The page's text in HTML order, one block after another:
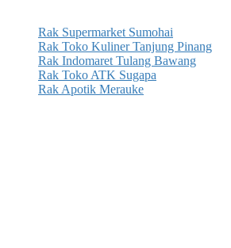
Rak Supermarket Sumohai
Rak Toko Kuliner Tanjung Pinang
Rak Indomaret Tulang Bawang
Rak Toko ATK Sugapa
Rak Apotik Merauke